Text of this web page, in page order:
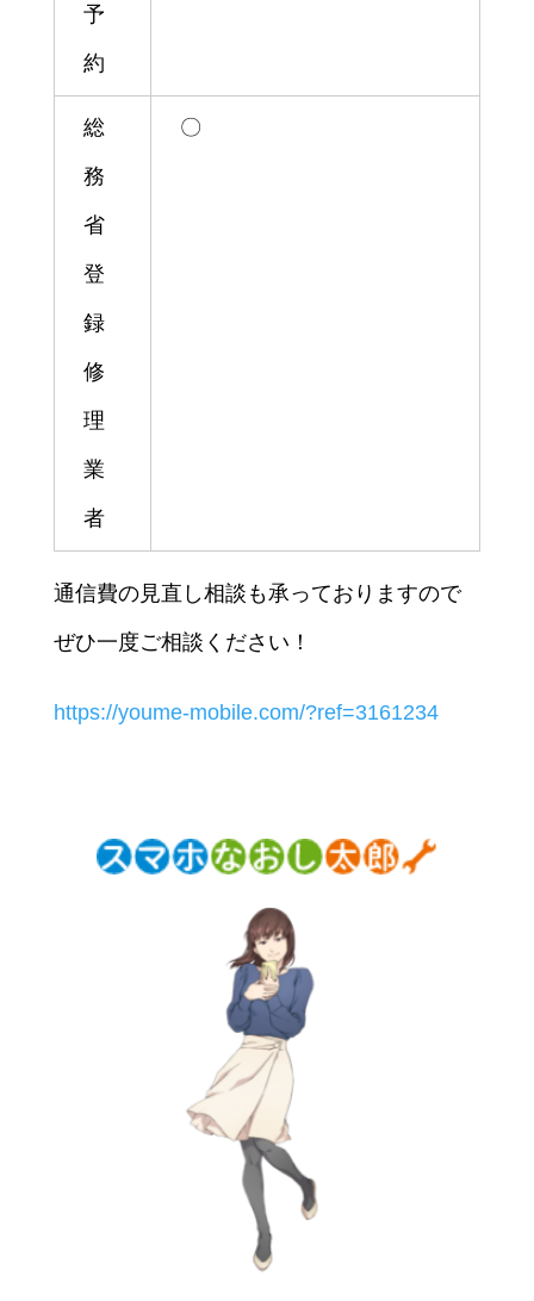
予
約
総
務
省
登
録
修
理
業
者
〇
通信費の見直し相談も承っておりますので
ぜひ一度ご相談ください！
https://youme-mobile.com/?ref=3161234